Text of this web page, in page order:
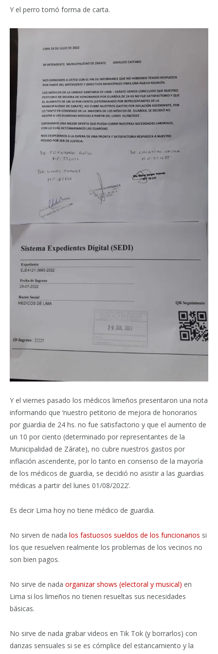
Y el perro tomó forma de carta.
Y el viernes pasado los médicos limeños presentaron una nota
informando que ‘nuestro petitorio de mejora de honorarios
por guardia de 24 hs. no fue satisfactorio y que el aumento de
un 10 por ciento (determinado por representantes de la
Municipalidad de Zárate), no cubre nuestros gastos por
inflación ascendente, por lo tanto en consenso de la mayoría
de los médicos de guardia, se decidió no asistir a las guardias
médicas a partir del lunes 01/08/2022’.
Es decir Lima hoy no tiene médico de guardia.
No sirven de nada los fastuosos sueldos de los funcionarios si
los que resuelven realmente los problemas de los vecinos no
son bien pagos.
No sirve de nada organizar shows (electoral y musical) en
Lima si los limeños no tienen resueltas sus necesidades
básicas.
No sirve de nada grabar videos en Tik Tok (y borrarlos) con
danzas sensuales si se es cómplice del estancamiento y la